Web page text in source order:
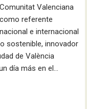
Comunitat Valenciana
como referente
nacional e internacional
sostenible, innovador
de València
día más en el…